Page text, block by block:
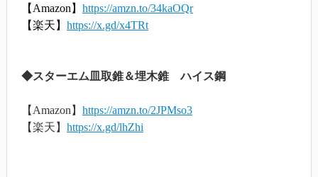
【Amazon】 https://amzn.to/34kaOQr
【楽天】 https://x.gd/x4TRt
◆スターエム皿取錐＆埋木錐 ハイス鋼
【Amazon】 https://amzn.to/2JPMso3
【楽天】 https://x.gd/lhZhi